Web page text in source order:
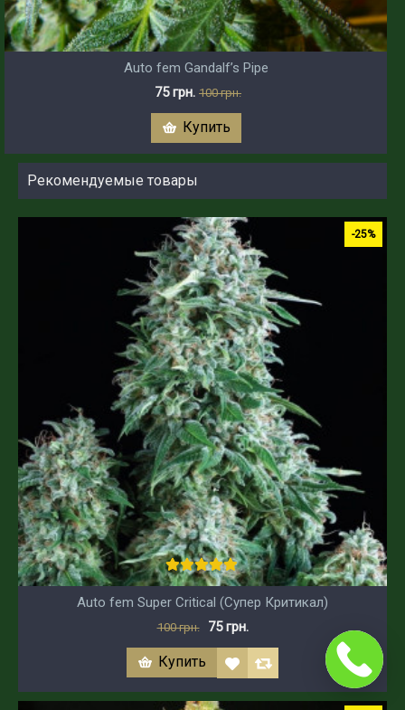
Auto fem Gandalf’s Pipe
75 грн. 100 грн.
Купить
Рекомендуемые товары
-25%
Auto fem Super Critical (Супер Критикал)
100 грн. 75 грн.
Купить